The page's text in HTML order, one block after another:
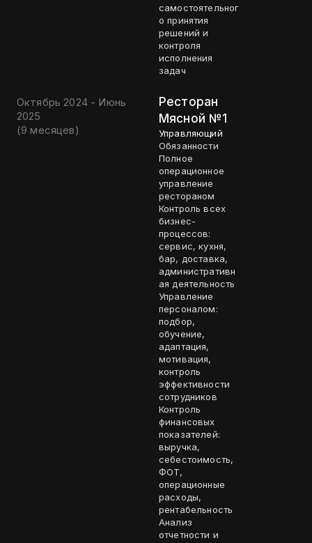
самостоятельног
о принятия
решений и
контроля
исполнения
задач
Октябрь 2024 - Июнь
2025
(9 месяцев)
Ресторан
Мясной №1
Управляющий
Обязанности
Полное
операционное
управление
рестораном
Контроль всех
бизнес-
процессов:
сервис, кухня,
бар, доставка,
административн
ая деятельность
Управление
персоналом:
подбор,
обучение,
адаптация,
мотивация,
контроль
эффективности
сотрудников
Контроль
финансовых
показателей:
выручка,
себестоимость,
ФОТ,
операционные
расходы,
рентабельность
Анализ
отчетности и